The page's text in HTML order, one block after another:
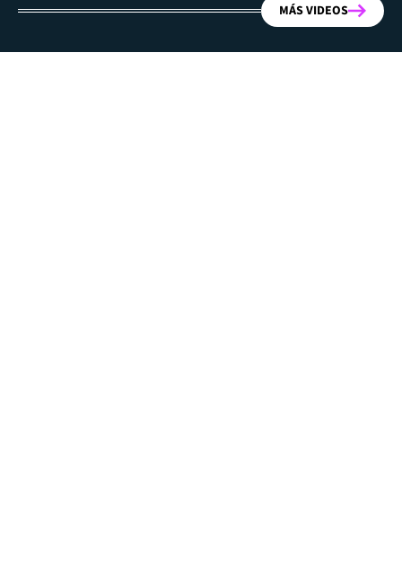
MÁS VIDEOS